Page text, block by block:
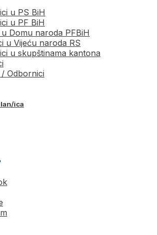
u PS BiH
u PF BiH
u Domu naroda PFBiH
u Vijeću naroda RS
u skupštinama kantona
Odbornici
ica